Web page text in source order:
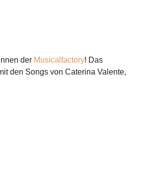
der Musicalfactory! Das
den Songs von Caterina Valente,